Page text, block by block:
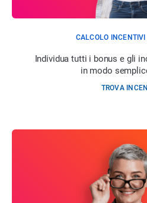
CALCOLO INCENTIVI
Individua tutti i bonus e gli
in modo
TROVA